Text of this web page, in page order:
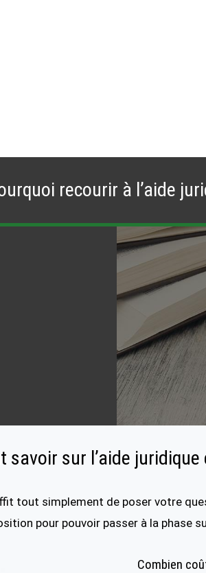
recourir à l’aide
savoir sur l’aide juridique
tout simplement de poser votre
pour pouvoir passer à la phase
Combien